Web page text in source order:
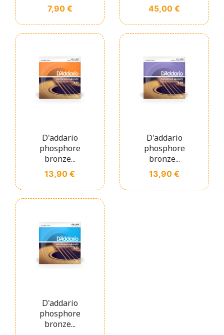
Prix
7,90 € Prix
45,00 €
D'addario
phosphore
bronze...
Prix
13,90 €
D'addario
phosphore
bronze...
Prix
13,90 €
D'addario
phosphore
bronze...